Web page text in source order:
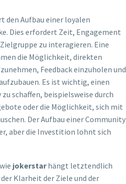
Aufbau einer loyalen
Dies erfordert Zeit, Engagement
zu interagieren. Eine
die Möglichkeit, direkten
Feedback einzuholen und
Es ist wichtig, einen
schaffen, beispielsweise durch
oder die Möglichkeit, sich mit
Der Aufbau einer Community
aber die Investition lohnt sich
jokerstarhängt letztendlich
Klarheit der Ziele und der